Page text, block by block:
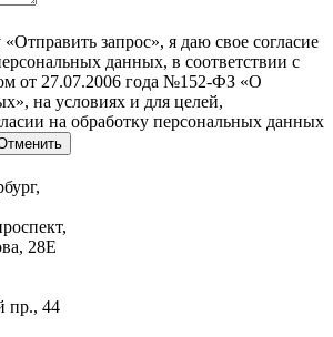
запрос», я даю свое согласие
данных, в соответствии с
от 27.07.2006 года №152-ФЗ «О
на условиях и для целей,
на обработку персональных данных
28Е
пр., 44